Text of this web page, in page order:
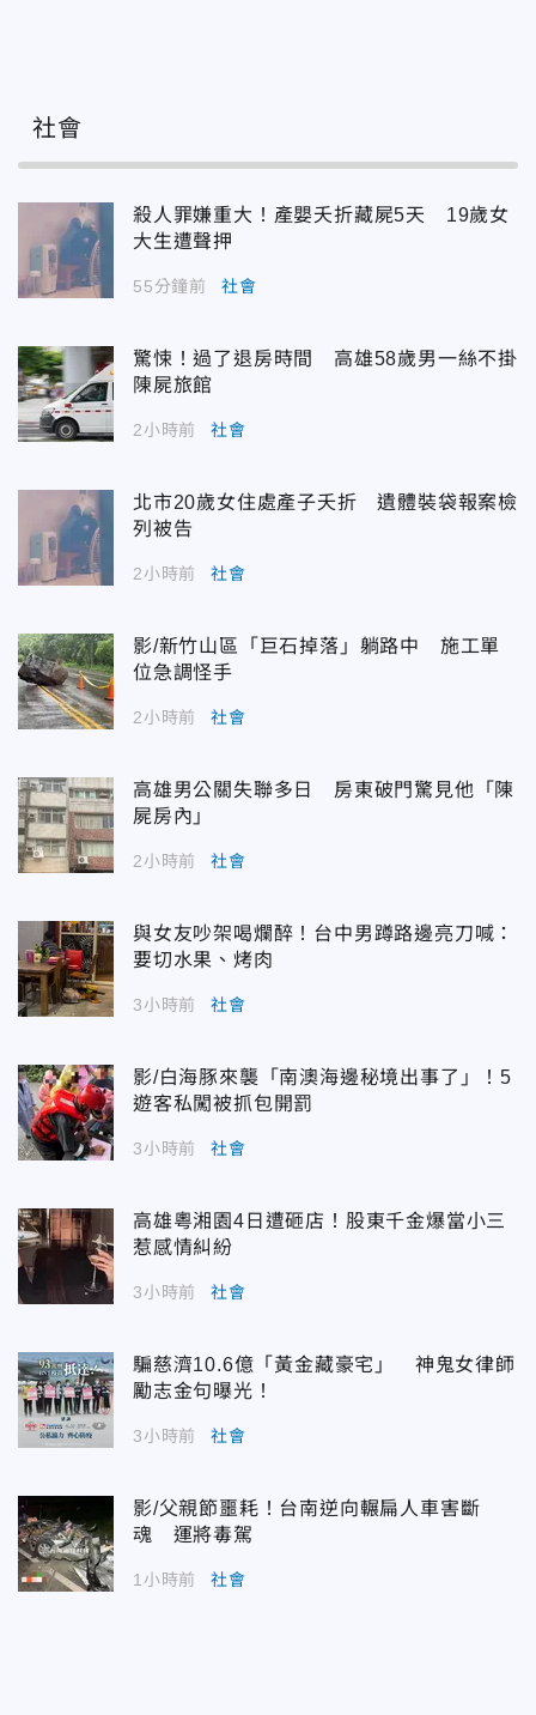
社會
殺人罪嫌重大！產嬰夭折藏屍5天 19歲女
大生遭聲押
55分鐘前 社會
驚悚！過了退房時間 高雄58歲男一絲不掛
陳屍旅館
2小時前 社會
北市20歲女住處產子夭折 遺體裝袋報案檢
列被告
2小時前 社會
影/新竹山區「巨石掉落」躺路中 施工單
位急調怪手
2小時前 社會
高雄男公關失聯多日 房東破門驚見他「陳
屍房內」
2小時前 社會
與女友吵架喝爛醉！台中男蹲路邊亮刀喊：
要切水果、烤肉
3小時前 社會
影/白海豚來襲「南澳海邊秘境出事了」！5
遊客私闖被抓包開罰
3小時前 社會
高雄粵湘園4日遭砸店！股東千金爆當小三
惹感情糾紛
3小時前 社會
騙慈濟10.6億「黃金藏豪宅」 神鬼女律師
勵志金句曝光！
3小時前 社會
影/父親節噩耗！台南逆向輾扁人車害斷
魂 運將毒駕
1小時前 社會